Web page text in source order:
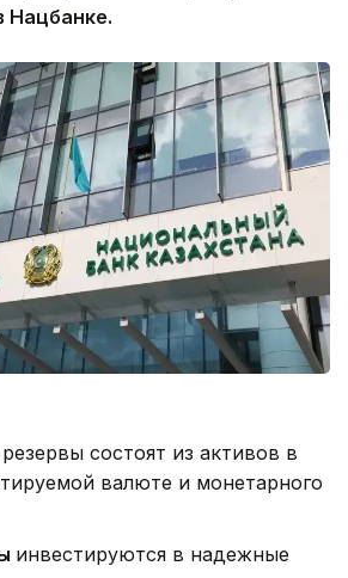
Нацбанке.
состоят из активов в
валюте и монетарного
инвестируются в надежные